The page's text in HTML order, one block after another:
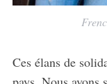
Ces élans de